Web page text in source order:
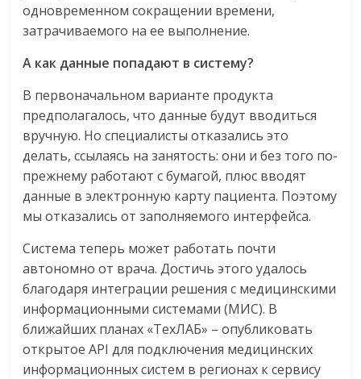
одновременном сокращении времени,
затрачиваемого на ее выполнение.
А как данные попадают в систему?
В первоначальном варианте продукта
предполагалось, что данные будут вводиться
вручную. Но специалисты отказались это
делать, ссылаясь на занятость: они и без того по-
прежнему работают с бумагой, плюс вводят
данные в электронную карту пациента. Поэтому
мы отказались от заполняемого интерфейса.
Система теперь может работать почти
автономно от врача. Достичь этого удалось
благодаря интеграции решения с медицинскими
информационными системами (МИС). В
ближайших планах «ТехЛАБ» – опубликовать
открытое API для подключения медицинских
информационных систем в регионах к сервису